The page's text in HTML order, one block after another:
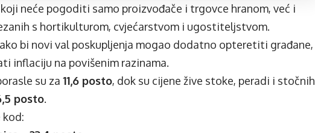
neće pogoditi samo proizvođače i trgovce hranom, već i
s hortikulturom, cvjećarstvom i ugostiteljstvom.
bi novi val poskupljenja mogao dodatno opteretiti građane,
inflaciju na povišenim razinama.
su za 11,6 posto, dok su cijene žive stoke, peradi i stočnih
posto.
kod: